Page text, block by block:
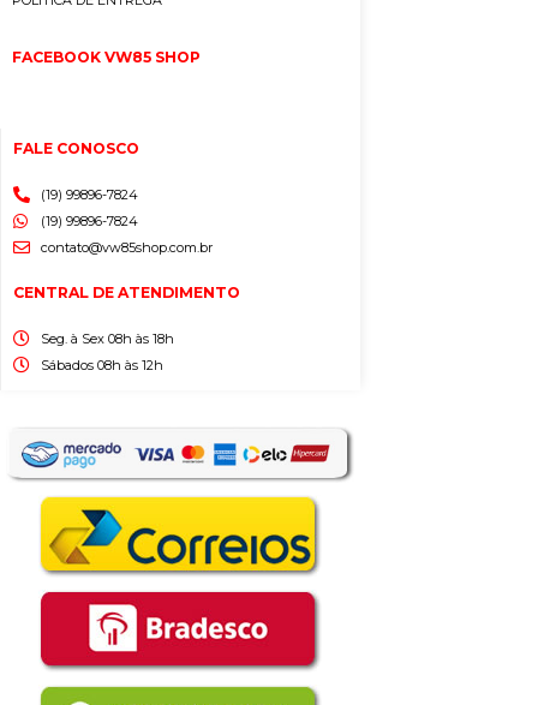
FACEBOOK VW85 SHOP
FALE CONOSCO
(19) 99896-7824
(19) 99896-7824
contato@vw85shop.com.br
CENTRAL DE ATENDIMENTO
Seg. à Sex 08h às 18h
Sábados 08h às 12h